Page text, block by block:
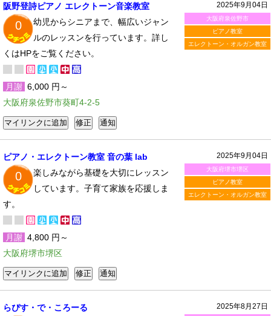
2025年9月04日
大阪府泉佐野市
ピアノ教室
エレクトーン・オルガン教室
阪野登詩ピアノ エレクトーン音楽教室
0
幼児からシニアまで、幅広いジャン
ルのレッスンを行っています。詳し
くはHPをご覧ください。
月謝 6,000 円～
大阪府泉佐野市葵町4-2-5
2025年9月04日
大阪府堺市堺区
ピアノ教室
エレクトーン・オルガン教室
ピアノ・エレクトーン教室 音の葉 lab
0
楽しみながら基礎を大切にレッスン
しています。子育て家族を応援しま
す。
月謝 4,800 円～
大阪府堺市堺区
2025年8月27日
らぴす・で・ころーる